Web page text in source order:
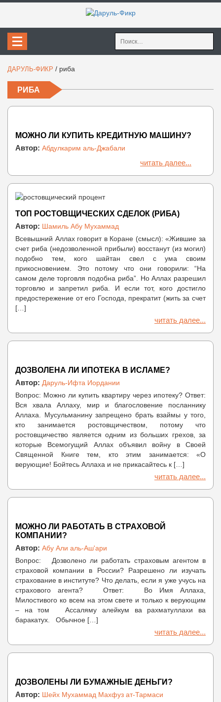
Найти:
ДАРУЛЬ-ФИКР / риба
РИБА
МОЖНО ЛИ КУПИТЬ КРЕДИТНУЮ МАШИНУ?
Автор: Абдулкарим аль-Джабали
читать далее...
ТОП РОСТОВЩИЧЕСКИХ СДЕЛОК (РИБА)
Автор: Шамиль Абу Мухаммад
Всевышний Аллах говорит в Коране (смысл): «Жившие за
счет риба (недозволенной прибыли) восстанут (из могил)
подобно тем, кого шайтан свел с ума своим
прикосновением. Это потому что они говорили: “На
самом деле торговля подобна риба”. Но Аллах разрешил
торговлю и запретил риба. И если тот, кого достигло
предостережение от его Господа, прекратит (жить за счет
[…]
читать далее...
ДОЗВОЛЕНА ЛИ ИПОТЕКА В ИСЛАМЕ?
Автор: Даруль-Ифта Иордании
Вопрос: Можно ли купить квартиру через ипотеку? Ответ:
Вся хвала Аллаху, мир и благословение посланнику
Аллаха. Мусульманину запрещено брать взаймы у того,
кто занимается ростовщичеством, потому что
ростовщичество является одним из больших грехов, за
которые Всемогущий Аллах объявил войну в Своей
Священной Книге тем, кто этим занимается: «О
верующие! Бойтесь Аллаха и не прикасайтесь к […]
читать далее...
МОЖНО ЛИ РАБОТАТЬ В СТРАХОВОЙ
КОМПАНИИ?
Автор: Абу Али аль-Аш'ари
Вопрос: Дозволено ли работать страховым агентом в
страховой компании в России? Разрешено ли изучать
страхование в институте? Что делать, если я уже учусь на
страхового агента? Ответ: Во Имя Аллаха,
Милостивого ко всем на этом свете и только к верующим
– на том Ассаляму алейкум ва рахматуллахи ва
баракатух. Обычное […]
читать далее...
ДОЗВОЛЕНЫ ЛИ БУМАЖНЫЕ ДЕНЬГИ?
Автор: Шейх Мухаммад Махфуз ат-Тармаси